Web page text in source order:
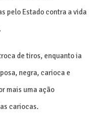
pelo Estado contra a vida
de tiros, enquanto ia
negra, carioca e
mais uma ação
cariocas.